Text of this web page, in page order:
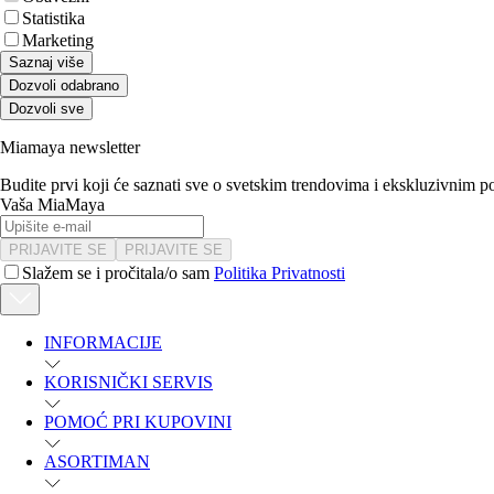
Statistika
Marketing
Saznaj više
Dozvoli odabrano
Dozvoli sve
Miamaya newsletter
Budite prvi koji će saznati sve o svetskim trendovima i ekskluzivnim
Vaša MiaMaya
PRIJAVITE SE PRIJAVITE SE
Slažem se i pročitala/o sam Politika Privatnosti
INFORMACIJE
KORISNIČKI SERVIS
POMOĆ PRI KUPOVINI
ASORTIMAN